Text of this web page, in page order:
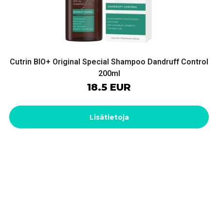
Cutrin BIO+ Original Special Shampoo Dandruff Control
200ml
18.5 EUR
Lisätietoja